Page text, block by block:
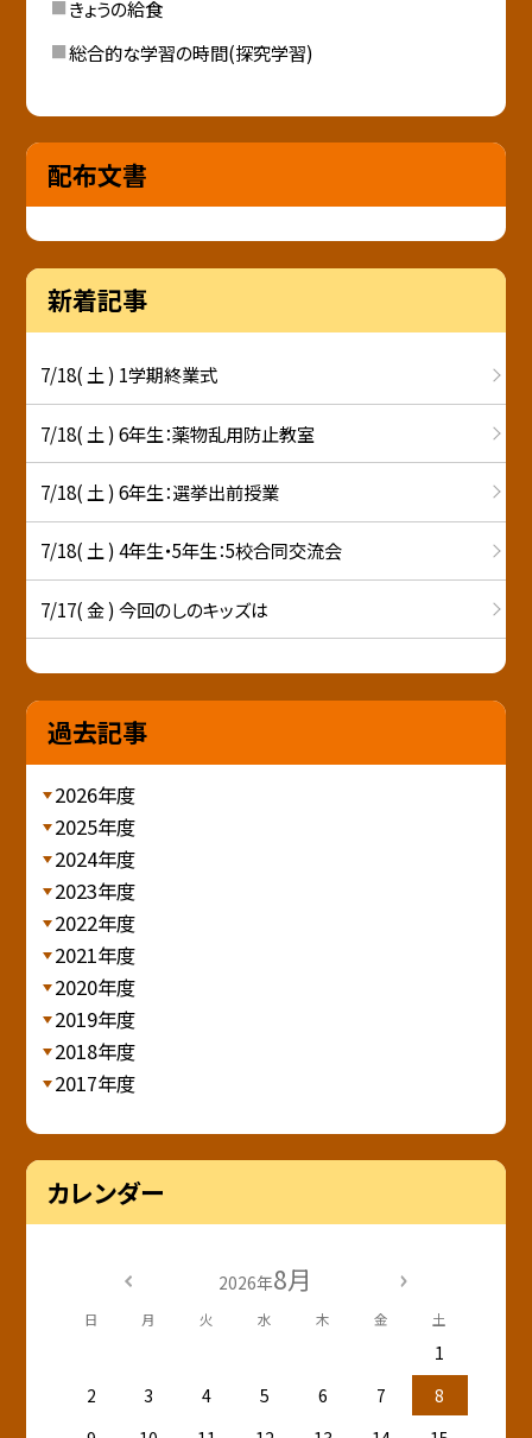
きょうの給食
総合的な学習の時間(探究学習)
配布文書
新着記事
7/18( 土 ) 1学期終業式
7/18( 土 ) 6年生：薬物乱用防止教室
7/18( 土 ) 6年生：選挙出前授業
7/18( 土 ) 4年生・5年生：5校合同交流会
7/17( 金 ) 今回のしのキッズは
過去記事
2026年度
2025年度
2024年度
2023年度
2022年度
2021年度
2020年度
2019年度
2018年度
2017年度
カレンダー
2026年8月
日 月 火 水 木 金 土
1
2
3 4 5 6 7
8